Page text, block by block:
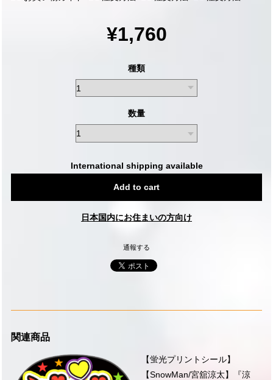
¥1,760
種類
数量
International shipping available
Add to cart
日本国内にお住まいの方向け
通報する
関連商品
【蛍光プリントシール】
【SnowMan/宮舘涼太】『涼